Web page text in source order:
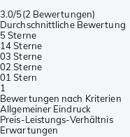
3.0/5(2 Bewertungen)
Durchschnittliche Bewertung
5 Sterne
14 Sterne
03 Sterne
02 Sterne
01 Stern
1
Bewertungen nach Kriterien
Allgemeiner Eindruck
Preis-Leistungs-Verhältnis
Erwartungen